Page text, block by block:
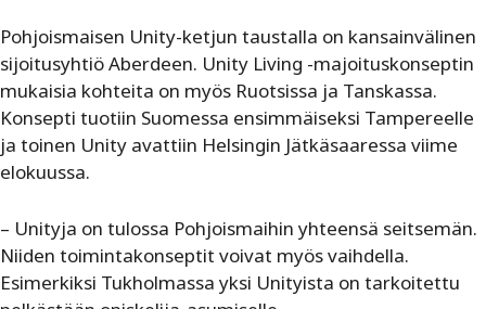
Pohjoismaisen Unity-ketjun taustalla on kansainvälinen
sijoitusyhtiö Aberdeen. Unity Living -majoituskonseptin
mukaisia kohteita on myös Ruotsissa ja Tanskassa.
Konsepti tuotiin Suomessa ensimmäiseksi Tampereelle
ja toinen Unity avattiin Helsingin Jätkäsaaressa viime
elokuussa.
– Unityja on tulossa Pohjoismaihin yhteensä seitsemän.
Niiden toimintakonseptit voivat myös vaihdella.
Esimerkiksi Tukholmassa yksi Unityista on tarkoitettu